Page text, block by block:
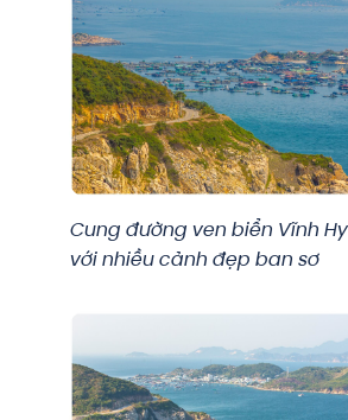
Cung đường ven biển Vĩnh
với nhiều cảnh đẹp ban sơ